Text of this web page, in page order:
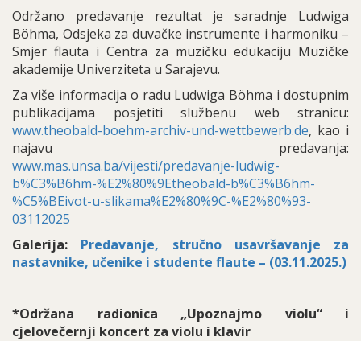
Održano predavanje rezultat je saradnje Ludwiga
Böhma, Odsjeka za duvačke instrumente i harmoniku –
Smjer flauta i Centra za muzičku edukaciju Muzičke
akademije Univerziteta u Sarajevu.
Za više informacija o radu Ludwiga Böhma i dostupnim
publikacijama posjetiti službenu web stranicu:
www.theobald-boehm-archiv-und-wettbewerb.de, kao i
najavu predavanja:
www.mas.unsa.ba/vijesti/predavanje-ludwig-
b%C3%B6hm-%E2%80%9Etheobald-b%C3%B6hm-
%C5%BEivot-u-slikama%E2%80%9C-%E2%80%93-
03112025
Galerija: Predavanje, stručno usavršavanje za
nastavnike, učenike i studente flaute – (03.11.2025.)
*Održana radionica „Upoznajmo violu“ i
cjelovečernji koncert za violu i klavir